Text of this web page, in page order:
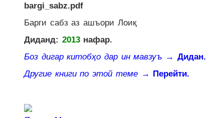
bargi_sabz.pdf
Барги сабз аз ашъори Лоиқ
Диданд: 2013нафар.
Боз дигар китобҳо дар ин мавзуъ → Дидан.
Другие книги по этой теме → Перейти.